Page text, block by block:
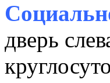
дверь